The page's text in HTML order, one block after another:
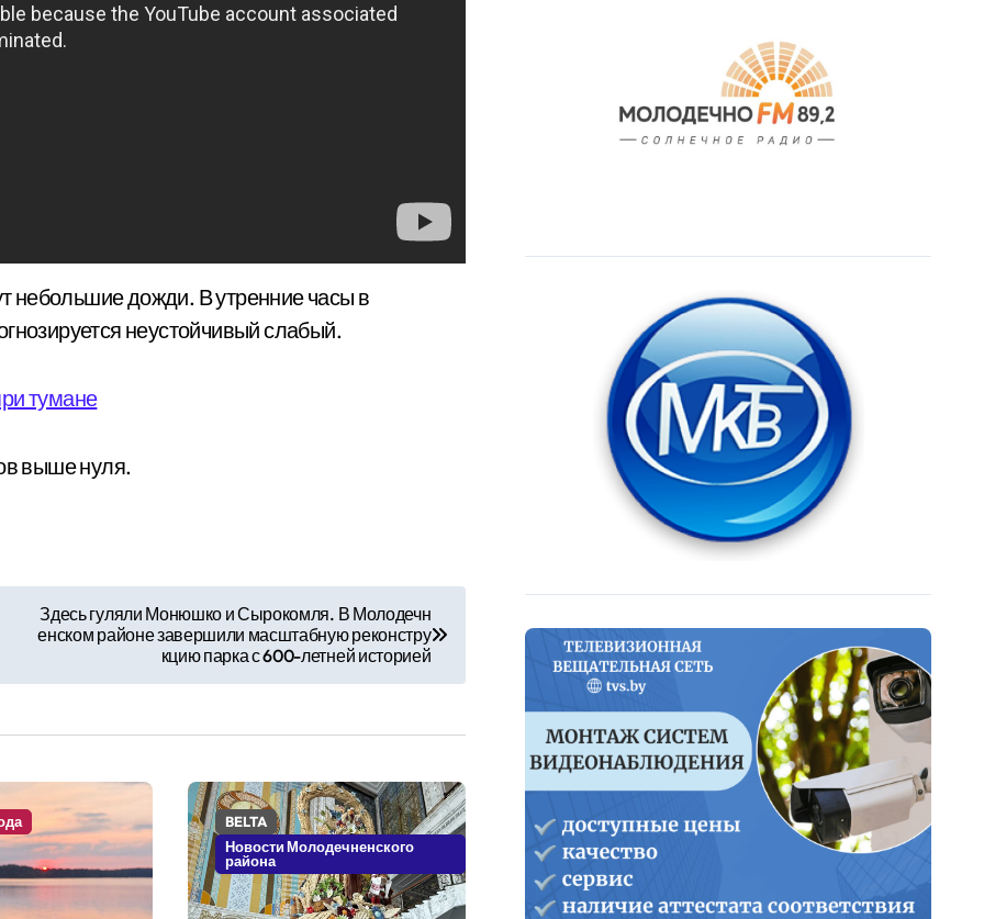
небольшие дожди. В утренние часы в
неустойчивый слабый.
тумане
выше нуля.
Здесь гуляли Монюшко и Сырокомля. В Молодечн
енском районе завершили масштабную реконстру
кцию парка с 600-летней историей
BELTA
Новости Молодечненского
района